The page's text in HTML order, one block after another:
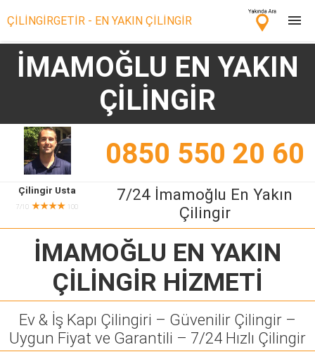
ÇİLİNGİRGETİR - EN YAKIN ÇİLİNGİR
Çilingir Ara
Çilingir misin? Bize Katıl!
İMAMOĞLU EN YAKIN
ÇİLİNGİR
0850 550 20 60
Çilingir Usta
7/10 ★★★★ 100
7/24 İmamoğlu En Yakın
Çilingir
İMAMOĞLU EN YAKIN
ÇİLİNGİR HİZMETİ
Ev & İş Kapı Çilingiri – Güvenilir Çilingir –
Uygun Fiyat ve Garantili – 7/24 Hızlı Çilingir